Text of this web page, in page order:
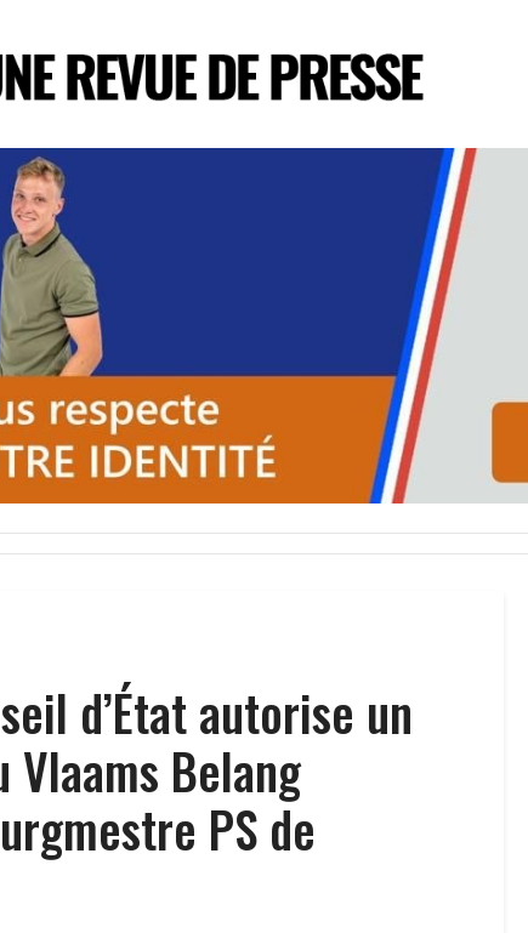
d’État autorise un
Belang
PS de